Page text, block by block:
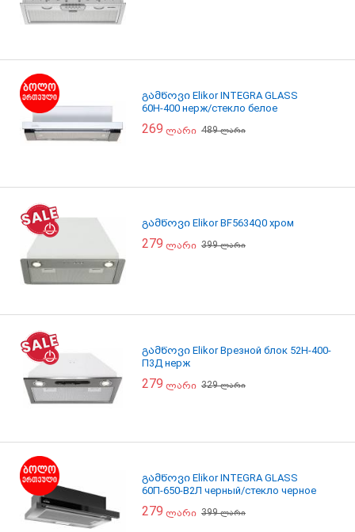
გამწოვი Elikor INTEGRA GLASS
60Н-400 нерж/стекло белое
269 ლარი 489ლარი
გამწოვი Elikor BF5634Q0 хром
279 ლარი 399ლარი
გამწოვი Elikor Врезной блок 52Н-400-
П3Д нерж
279 ლარი 329ლარი
გამწოვი Elikor INTEGRA GLASS
60П-650-В2Л черный/стекло черное
279 ლარი 399ლარი